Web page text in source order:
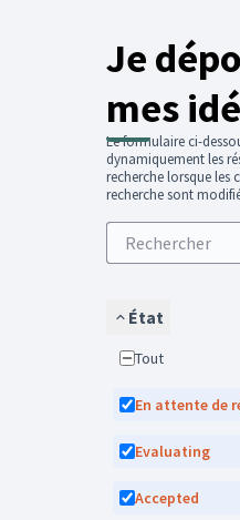
Je
mes
Le formulaire ci-
dynamiquement les
recherche lorsque les
recherche sont
État
Tout
En attente de
Evaluating
Accepted